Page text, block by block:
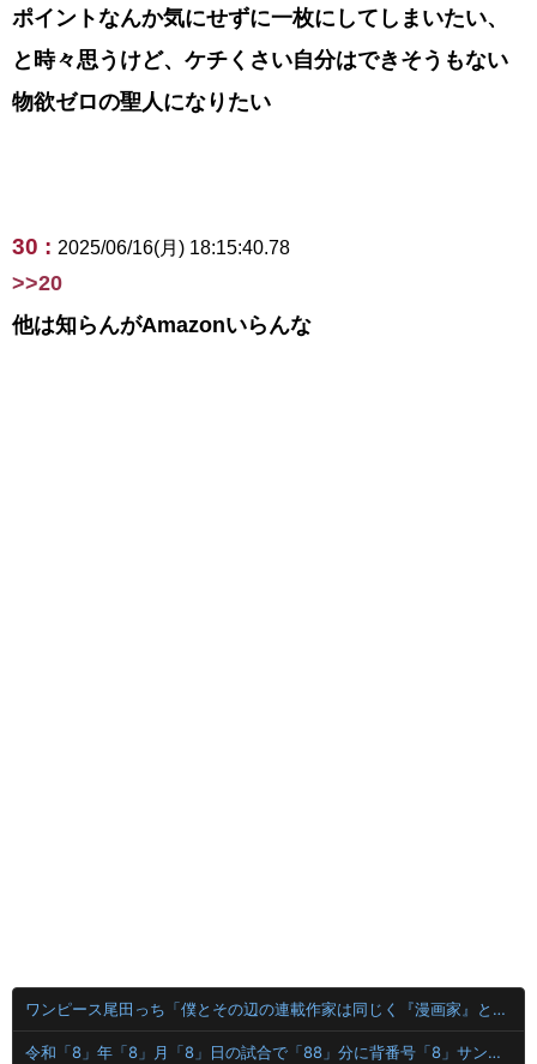
ポイントなんか気にせずに一枚にしてしまいたい、
と時々思うけど、ケチくさい自分はできそうもない
物欲ゼロの聖人になりたい
30 : 2025/06/16(月) 18:15:40.78
>>20
他は知らんがAmazonいらんな
ワンピース尾田っち「僕とその辺の連載作家は同じく『漫画家』と呼ばれるけど、それが不満で。」
令和「8」年「8」月「8」日の試合で「88」分に背番号「8」サンフレッチェ広島MF川村拓夢がゴール